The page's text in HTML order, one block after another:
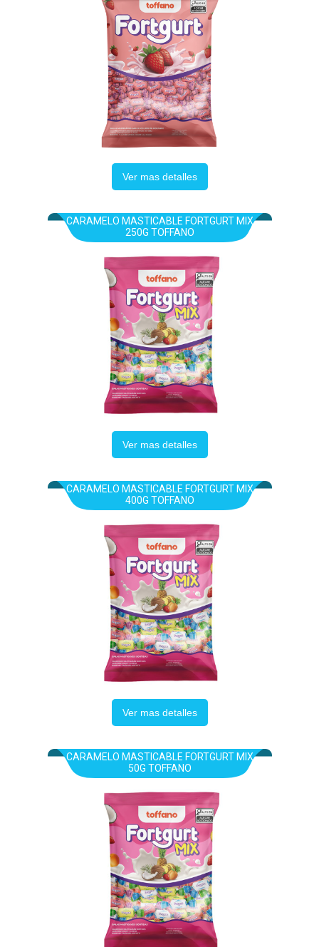
Ver mas detalles
CARAMELO MASTICABLE FORTGURT MIX
250G TOFFANO
Ver mas detalles
CARAMELO MASTICABLE FORTGURT MIX
400G TOFFANO
Ver mas detalles
CARAMELO MASTICABLE FORTGURT MIX
50G TOFFANO